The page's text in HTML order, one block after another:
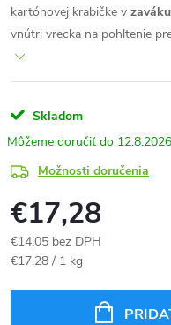
kartónovej krabičke v
vnútri vrecka na pohltenie
Skladom
12.8.2026
Možnosti doručenia
€17,28
€14,05 bez DPH
Jednotková
€17,28 / 1 kg